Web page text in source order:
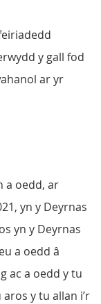
y gall fod
ar yr
a oedd, ar
yn y Deyrnas
yn y Deyrnas
a oedd â
ac a oedd y tu
y tu allan i’r